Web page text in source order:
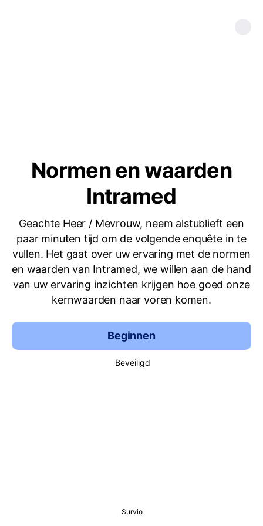
Normen en waarden
Intramed
Geachte Heer / Mevrouw, neem alstublieft een
paar minuten tijd om de volgende enquête in te
vullen. Het gaat over uw ervaring met de normen
en waarden van Intramed, we willen aan de hand
van uw ervaring inzichten krijgen hoe goed onze
kernwaarden naar voren komen.
Beginnen
Beveiligd
Survio